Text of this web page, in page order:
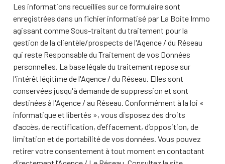
Les informations recueillies sur ce formulaire sont
enregistrées dans un fichier informatisé par La Boite Immo
agissant comme Sous-traitant du traitement pour la
gestion de la clientèle/prospects de l'Agence / du Réseau
qui reste Responsable du Traitement de vos Données
personnelles. La base légale du traitement repose sur
l'intérêt légitime de l'Agence / du Réseau. Elles sont
conservées jusqu'à demande de suppression et sont
destinées à l'Agence / au Réseau. Conformément à la loi «
informatique et libertés », vous disposez des droits
d’accès, de rectification, d’effacement, d’opposition, de
limitation et de portabilité de vos données. Vous pouvez
retirer votre consentement à tout moment en contactant